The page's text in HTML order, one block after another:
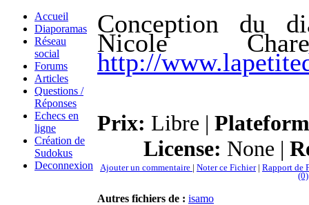
Accueil
Diaporamas
Réseau
social
Forums
Articles
Questions /
Réponses
Echecs en
ligne
Création de
Sudokus
Deconnexion
Conception du
Nicole
http://
Prix: Libre |
License: None |
Ajouter un commentaire | Noter ce Fichier| Rapport de
(0)
Autres fichiers de : isamo